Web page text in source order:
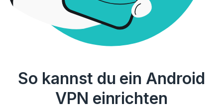
So kannst du ein Android
VPN einrichten